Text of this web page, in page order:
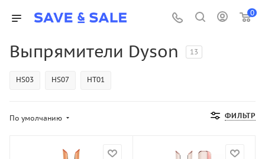
0
Выпрямители Dyson 13
HS03 HS07 HT01
ФИЛЬТР
По умолчанию